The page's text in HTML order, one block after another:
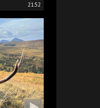
21:52